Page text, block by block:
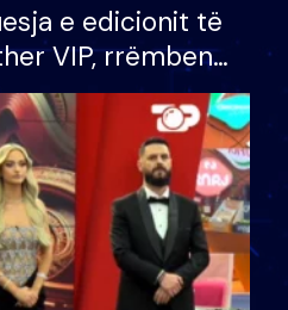
e edicionit të
VIP, rrëmben
100 mijë eurosh